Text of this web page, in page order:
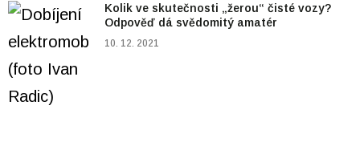
Kolik ve skutečnosti „žerou“ čisté vozy?
Odpověď dá svědomitý amatér
10. 12. 2021